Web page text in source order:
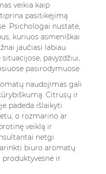
veikia kaip
pasitikėjimą
Psichologai nustatė,
kuriuos asmeniškai
jaučiasi labiau
pavyzdžiui,
pasirodymuose.
naudojimas gali
Citrusų ir
padeda išlaikyti
o rozmarino ar
veiklą ir
netgi
biuro aromatų
ir